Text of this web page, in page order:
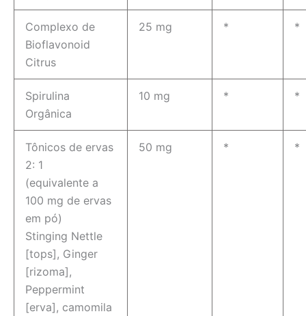
Complexo de
Bioflavonoid
Citrus
25 mg * *
Spirulina
Orgânica
10 mg * *
Tônicos de ervas
2: 1
(equivalente a
100 mg de ervas
em pó)
Stinging Nettle
[tops], Ginger
[rizoma],
Peppermint
[erva], camomila
50 mg * *